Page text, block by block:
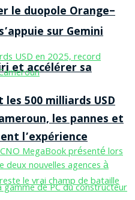
sur Gemini
et accélérer sa
le duopole Orange–
500 milliards USD
les pannes et
l’expérience